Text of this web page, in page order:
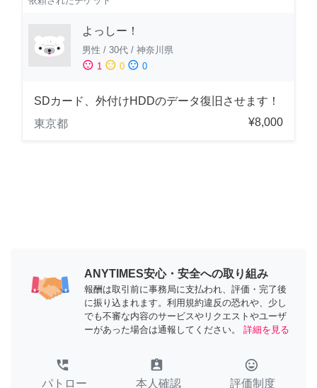
よっしー！
男性 / 30代 / 神奈川県
sentiment_satisfied 1 sentiment_neutral 0 sentiment_dissatisfied 0
SDカード、外付けHDDのデータ復旧させます！
東京都
¥8,000
ANYTIMES安心・安全への取り組み
報酬は取引前に事務局に支払われ、評価・完了後
に振り込まれます。利用規約違反の恐れや、少し
でも不審な内容のサービスやリクエストやユーザ
ーがあった場合は通報してください。
詳細を見る
perm_phone_msg
パトロー
assignment_ind
本人確認
tag_faces
評価制度